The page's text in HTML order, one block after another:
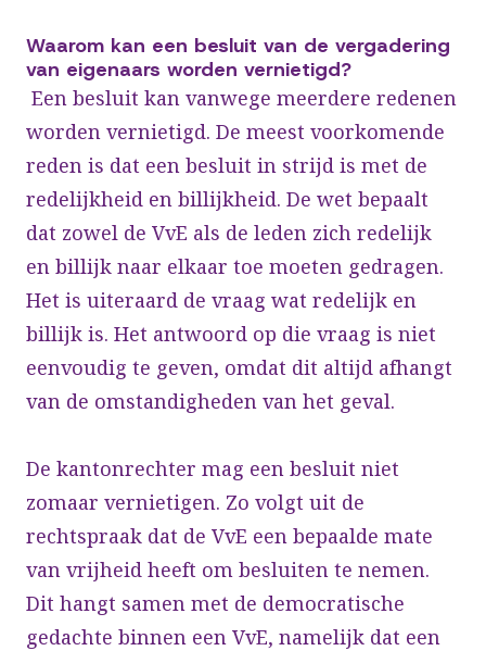
Waarom kan een besluit van de vergadering
van eigenaars worden vernietigd?
Een besluit kan vanwege meerdere redenen
worden vernietigd. De meest voorkomende
reden is dat een besluit in strijd is met de
redelijkheid en billijkheid. De wet bepaalt
dat zowel de VvE als de leden zich redelijk
en billijk naar elkaar toe moeten gedragen.
Het is uiteraard de vraag wat redelijk en
billijk is. Het antwoord op die vraag is niet
eenvoudig te geven, omdat dit altijd afhangt
van de omstandigheden van het geval.
De kantonrechter mag een besluit niet
zomaar vernietigen. Zo volgt uit de
rechtspraak dat de VvE een bepaalde mate
van vrijheid heeft om besluiten te nemen.
Dit hangt samen met de democratische
gedachte binnen een VvE, namelijk dat een